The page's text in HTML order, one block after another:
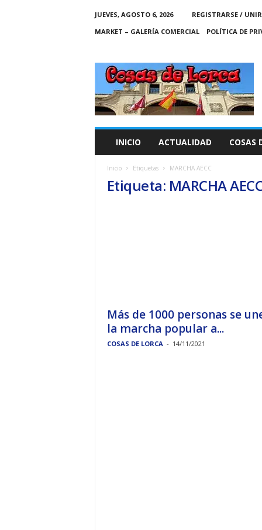
JUEVES, AGOSTO 6, 2026
REGISTRARSE /
MARKET – GALERÍA COMERCIAL
POLÍTICA DE
C
A
S
INICIO ACTUALIDAD COSAS
Inicio Etiquetas MARCHA AECC
Etiqueta: MARCHA
Más de 1000 personas se
la marcha popular a...
COSAS DE LORCA - 14/11/2021